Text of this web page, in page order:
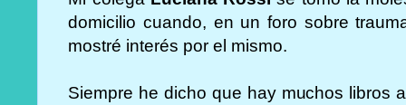
domicilio cuando, en un foro sobre
mostré interés por el mismo.
Siempre he dicho que hay muchos libros